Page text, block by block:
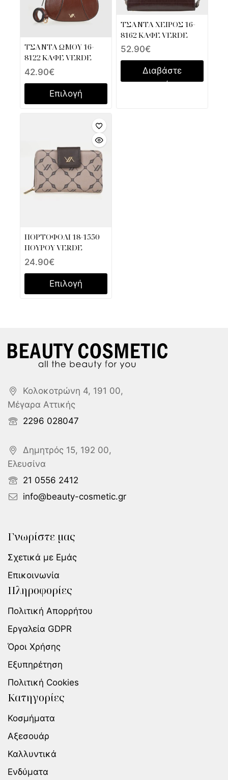
ΤΣΑΝΤΑ ΩΜΟΥ 16-
8122 ΚΑΦΕ VERDE
42.90€
Επιλογή
ΤΣΑΝΤΑ ΧΕΙΡΟΣ 16-
8162 ΚΑΦΕ VERDE
52.90€
Διαβάστε
περισσότερα
ΠΟΡΤΟΦΟΛΙ 18-1550
ΠΟΥΡΟΥ VERDE
24.90€
Επιλογή
Κολοκοτρώνη 4, 191 00,
Μέγαρα Αττικής
2296 028047
Δημητρός 15, 192 00,
Ελευσίνα
21 0556 2412
info@beauty-cosmetic.gr
Γνωρίστε μας
Σχετικά με Εμάς
Επικοινωνία
Πληροφορίες
Πολιτική Απορρήτου
Εργαλεία GDPR
Όροι Χρήσης
Εξυπηρέτηση
Πολιτική Cookies
Κατηγορίες
Κοσμήματα
Αξεσουάρ
Καλλυντικά
Ενδύματα